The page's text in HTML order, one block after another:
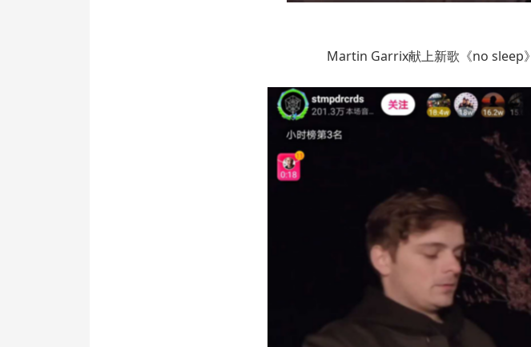
Martin Garrix献上新歌《no sleep》